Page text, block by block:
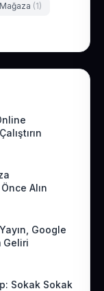
Mağaza (1)
Alın
Google
Geliri
Sokak Sokak